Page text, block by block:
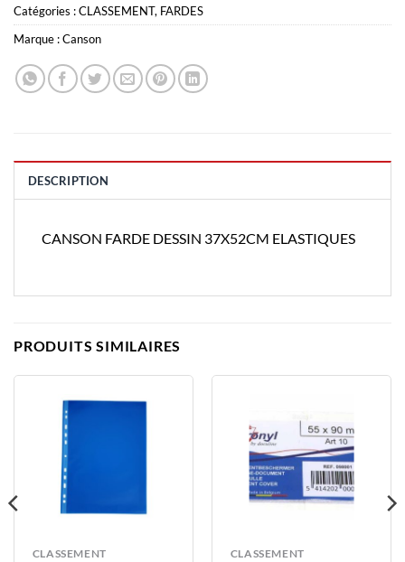
Catégories :CLASSEMENT, FARDES
Marque :Canson
DESCRIPTION
CANSON FARDE DESSIN 37X52CM ELASTIQUES
PRODUITS SIMILAIRES
CLASSEMENT CLASSEMENT